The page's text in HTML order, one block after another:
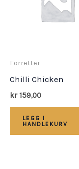
Forretter
Chilli Chicken
kr159,00
LEGG I
HANDLEKURV